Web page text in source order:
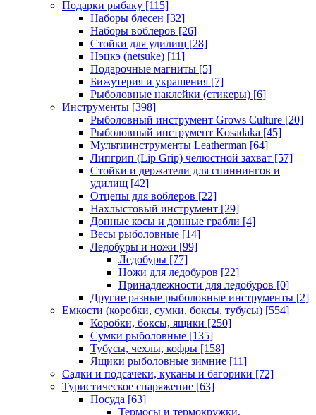
Подарки рыбаку [115]
Наборы блесен [32]
Наборы воблеров [26]
Стойки для удилищ [28]
Нэцкэ (netsuke) [11]
Подарочные магниты [5]
Бижутерия и украшения [7]
Рыболовные наклейки (стикеры) [6]
Инструменты [398]
Рыболовный инструмент Grows Culture [20]
Рыболовный инструмент Kosadaka [45]
Мультиинструменты Leatherman [64]
Липгрип (Lip Grip) челюстной захват [57]
Стойки и держатели для спиннингов и
удилищ [42]
Отцепы для воблеров [22]
Нахлыстовый инструмент [29]
Донные косы и донные грабли [4]
Весы рыболовные [14]
Ледобуры и ножи [99]
Ледобуры [77]
Ножи для ледобуров [22]
Принадлежности для ледобуров [0]
Другие разные рыболовные инструменты [2]
Емкости (коробки, сумки, боксы, тубусы) [554]
Коробки, боксы, ящики [250]
Сумки рыболовные [135]
Тубусы, чехлы, кофры [158]
Ящики рыболовные зимние [11]
Садки и подсачеки, куканы и багорики [72]
Туристическое снаряжение [63]
Посуда [63]
Термосы и термокружки,